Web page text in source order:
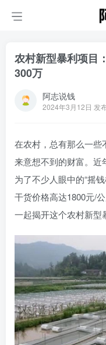
农村新型暴利项目
300万
阿志说钱
2024年3月12日 发
在农村，总有那么一些
来意想不到的财富。近
为了不少人眼中的“摇
干货价格高达1800元/
一起揭开这个农村新型